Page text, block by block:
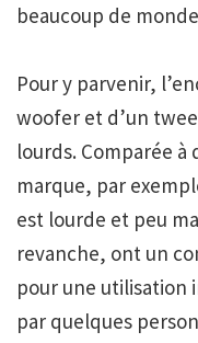
beaucoup de
Pour y parvenir,
woofer et d’un
lourds. Comparée à
marque, par
est lourde et peu
revanche, ont un
pour une utilisation
par quelques